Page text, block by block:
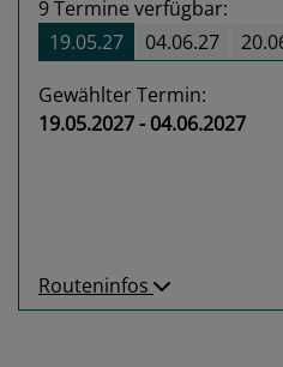
9Termine verfügbar:
19.05.27
04.06.27
Gewählter Termin:
19.05.2027 - 04.06.2027
Routeninfos